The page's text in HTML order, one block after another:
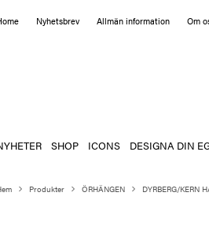
Nyhetsbrev Allmän information Om
SHOP ICONS DESIGNA DIN
Produkter ÖRHÄNGEN DYRBERG/KERN